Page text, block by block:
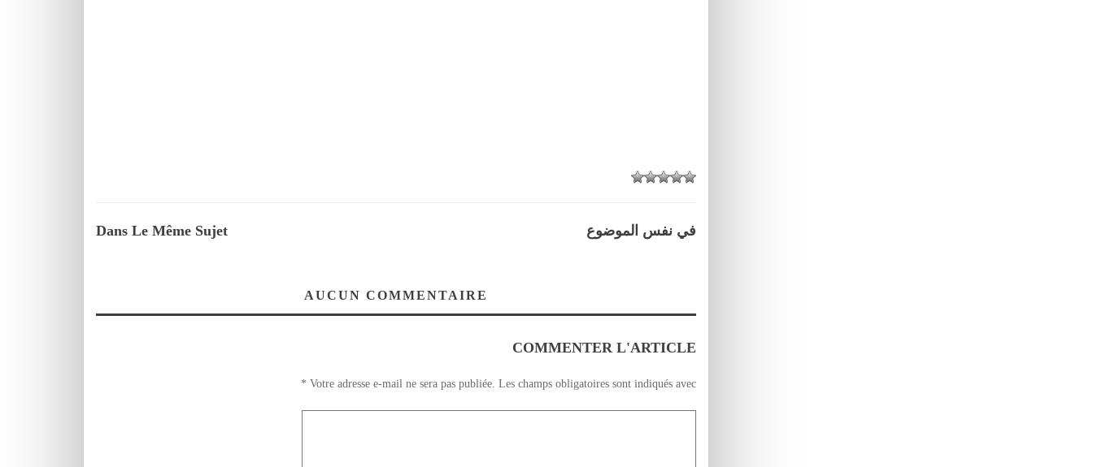
Dans Le Même Sujet في نفس الموضوع
AUCUN COMMENTAIRE
COMMENTER L'ARTICLE
Votre adresse e-mail ne sera pas publiée. Les champs obligatoires sont indiqués avec
*